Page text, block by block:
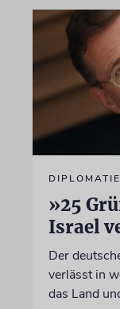
DIPLOMATIE
»25
Israel
Der
verlässt in
das Land